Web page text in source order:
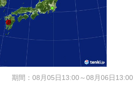
期間：08月05日13:00～08月06日13:00